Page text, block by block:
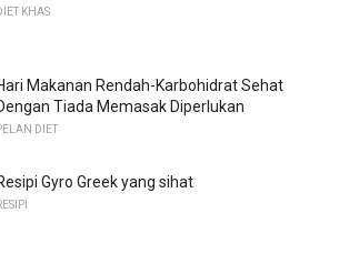
KHAS
Makanan Rendah-Karbohidrat Sehat
Tiada Memasak Diperlukan
DIET
Gyro Greek yang sihat